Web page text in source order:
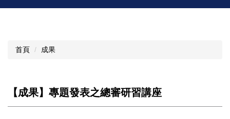
首頁 成果
【成果】專題發表之總審研習講座